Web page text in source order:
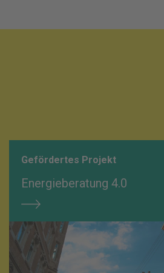
Gefördertes Projekt
Energieberatung 4.0